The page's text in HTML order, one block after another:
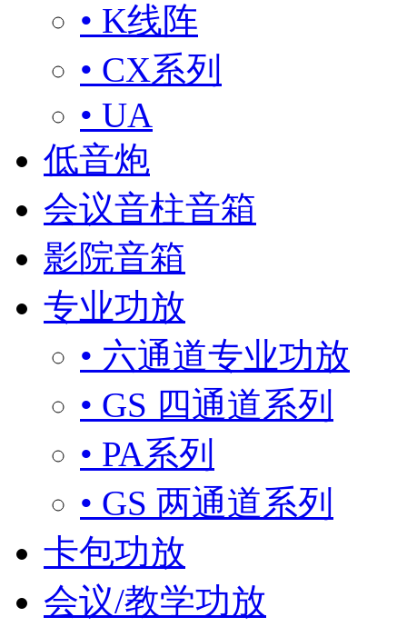
• K线阵
• CX系列
• UA
低音炮
会议音柱音箱
影院音箱
专业功放
• 六通道专业功放
• GS 四通道系列
• PA系列
• GS 两通道系列
卡包功放
会议/教学功放